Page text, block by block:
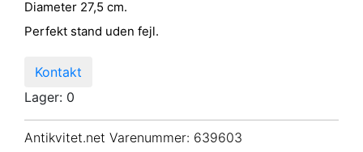
Diameter 27,5 cm.
Perfekt stand uden fejl.
Kontakt
Lager: 0
Antikvitet.net Varenummer: 639603